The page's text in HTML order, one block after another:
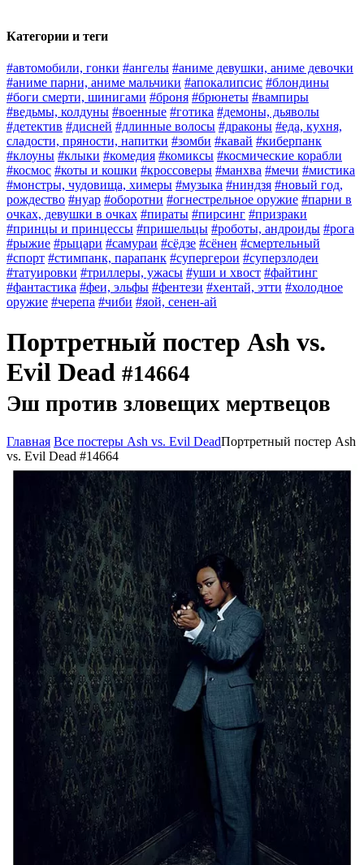
Категории и теги
#автомобили, гонки #ангелы #аниме девушки, аниме девочки
#аниме парни, аниме мальчики #апокалипсис #блондины
#боги смерти, шинигами #броня #брюнеты #вампиры
#ведьмы, колдуны #военные #готика #демоны, дьяволы
#детектив #дисней #длинные волосы #драконы #еда, кухня,
сладости, пряности, напитки #зомби #кавай #киберпанк
#клоуны #клыки #комедия #комиксы #космические корабли
#космос #коты и кошки #кроссоверы #манхва #мечи #мистика
#монстры, чудовища, химеры #музыка #ниндзя #новый год,
рождество #нуар #оборотни #огнестрельное оружие #парни в
очках, девушки в очках #пираты #пирсинг #призраки
#принцы и принцессы #пришельцы #роботы, андроиды #рога
#рыжие #рыцари #самураи #сёдзе #сёнен #смертельный
#спорт #стимпанк, парапанк #супергерои #суперзлодеи
#татуировки #триллеры, ужасы #уши и хвост #файтинг
#фантастика #феи, эльфы #фентези #хентай, этти #холодное
оружие #черепа #чиби #яой, сенен-ай
Портретный постер Ash vs.
Evil Dead #14664
Эш против зловещих мертвецов
Главная Все постеры Ash vs. Evil DeadПортретный постер Ash
vs. Evil Dead #14664